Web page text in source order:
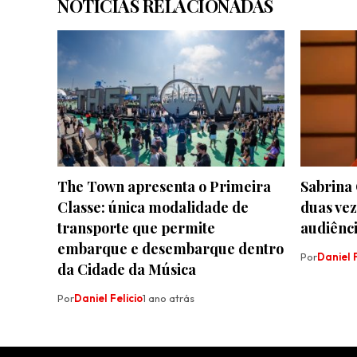
NOTÍCIAS RELACIONADAS
The Town apresenta o Primeira
Classe: única modalidade de
transporte que permite
embarque e desembarque dentro
da Cidade da Música
PorDaniel Felicio1 ano atrás
duas
PorDaniel